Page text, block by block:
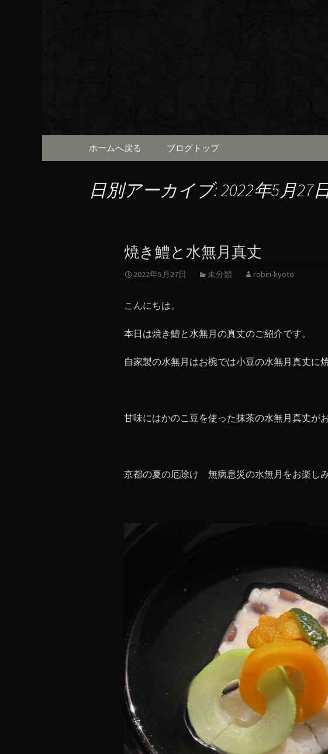
京都・先斗町
（ろびん）」
京都・先斗町の京町家で美味しい
知らせや、お料理について最新情報
コンテンツへ移動
ホームへ戻る ブログトップ
日別アーカイブ: 2022年5月27
焼き鱧と水無月真丈
2022年5月27日 未分類 robin-kyoto
こんにちは。
本日は焼き鱧と水無月の真丈のご紹介です。
自家製の水無月はお椀では小豆の水無月真丈に
甘味にはかのこ豆を使った抹茶の水無月真丈が
京都の夏の厄除け 無病息災の水無月をお楽しみ